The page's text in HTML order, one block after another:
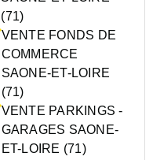
(71)
VENTE FONDS DE
COMMERCE
SAONE-ET-LOIRE
(71)
VENTE PARKINGS -
GARAGES SAONE-
ET-LOIRE (71)